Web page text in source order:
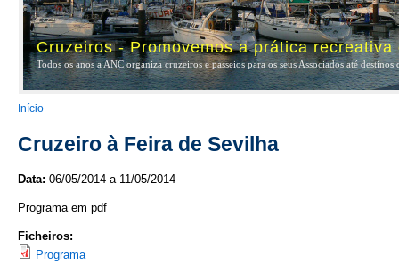
Cruzeiros - Promovemos a prática
Todos os anos a ANC organiza cruzeiros e passeios para os seus Associados até
You are here
Início
Cruzeiro à Feira de Sevilha
Data: 06/05/2014 a 11/05/2014
Programa em pdf
Ficheiros:
Programa